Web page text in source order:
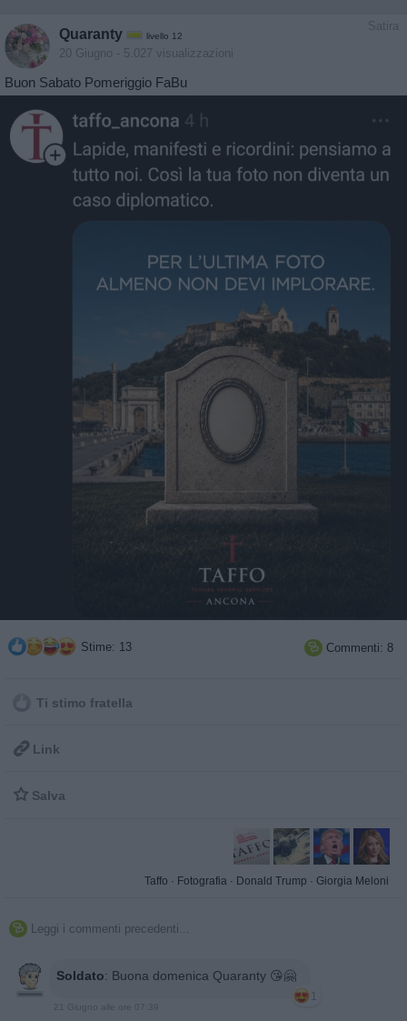
Satira
Quaranty livello 12
20 Giugno - 5.027 visualizzazioni
Buon Sabato Pomeriggio FaBu
Stime: 13  Commenti: 8
Ti stimo fratella
 Link
 Salva
Taffo · Fotografia · Donald Trump · Giorgia Meloni
 Leggi i commenti precedenti...
Soldato: Buona domenica Quaranty 😘🤗
1
21 Giugno alle ore 07:39